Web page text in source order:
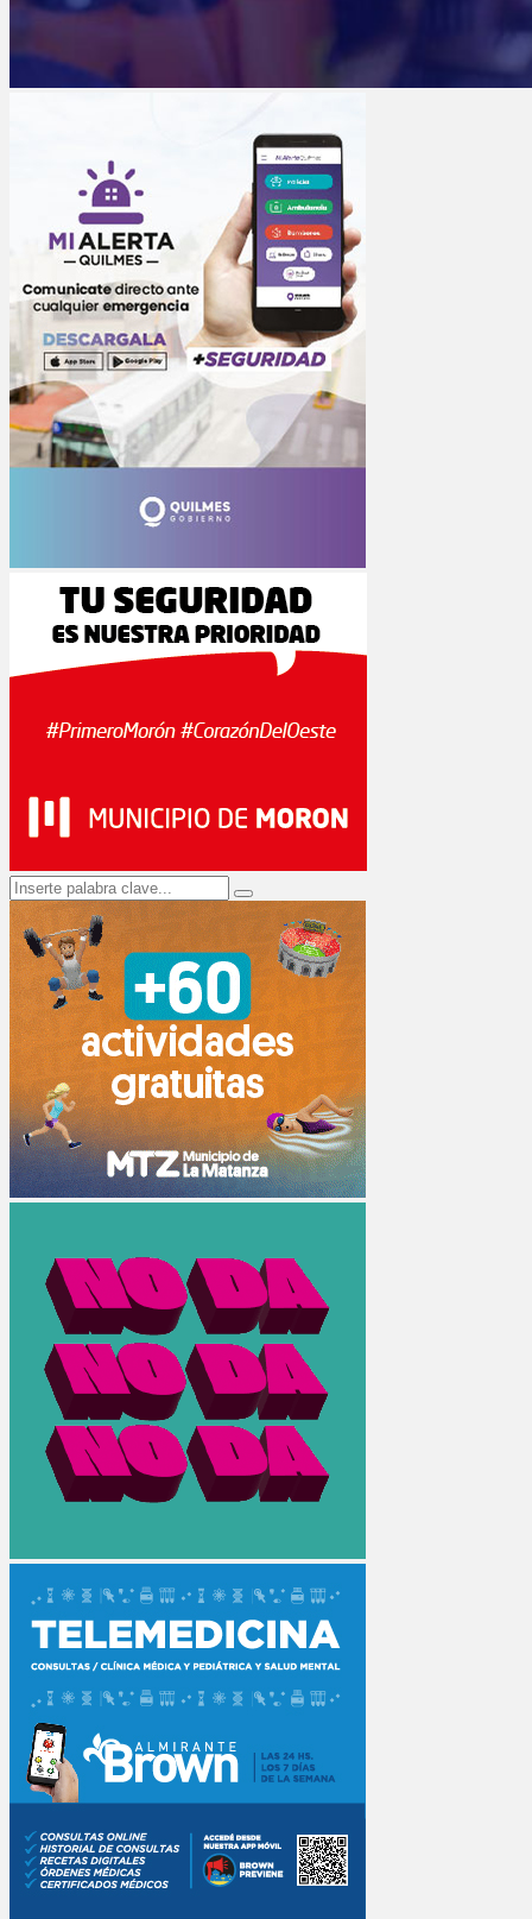
Search
for:
Search